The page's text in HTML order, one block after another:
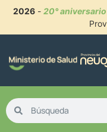
2026- 20° aniversario